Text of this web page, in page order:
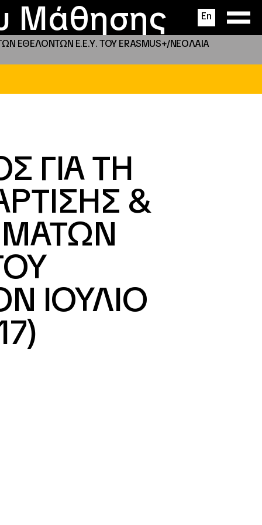
Μάθησης En
ΕΘΕΛΟΝΤΩΝ Ε.Ε.Υ. ΤΟΥ ERASMUS+/NEOΛΑΙΑ
ΓΙΑ ΤΗ
&
ΙΟΥΛΙΟ